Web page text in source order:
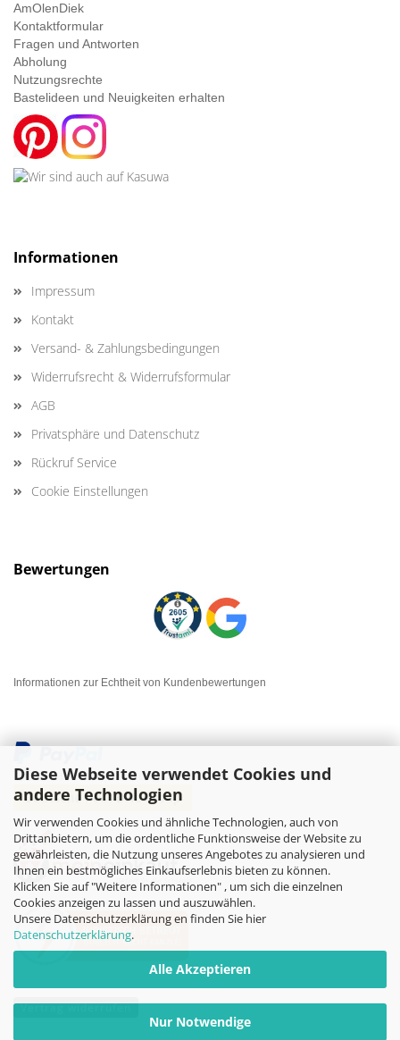
Diese Webseite verwendet Cookies und
andere Technologien
Wir verwenden Cookies und ähnliche Technologien, auch von
Drittanbietern, um die ordentliche Funktionsweise der Website zu
gewährleisten, die Nutzung unseres Angebotes zu analysieren und
Ihnen ein bestmögliches Einkaufserlebnis bieten zu können.
Klicken Sie auf "Weitere Informationen" , um sich die einzelnen
Cookies anzeigen zu lassen und auszuwählen.
Unsere Datenschutzerklärung en finden Sie hier
Datenschutzerklärung.
Alle Akzeptieren
Nur Notwendige
AmOlenDiek
Kontaktformular
Fragen und Antworten
Abholung
Nutzungsrechte
Bastelideen und Neuigkeiten erhalten
Informationen
Impressum
Kontakt
Versand- & Zahlungsbedingungen
Widerrufsrecht & Widerrufsformular
AGB
Privatsphäre und Datenschutz
Rückruf Service
Cookie Einstellungen
Bewertungen
Informationen zur Echtheit von Kundenbewertungen
Vertrag widerrufen